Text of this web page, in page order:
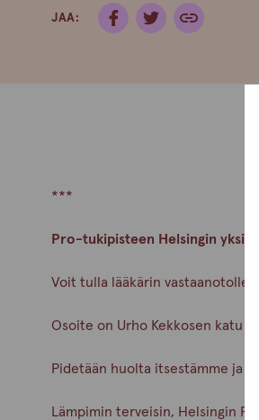
JAA:
***
Pro-tukipisteen Helsingin
Voit tulla lääkärin vastaanotolle
Osoite on Urho Kekkosen katu 4-
Pidetään huolta itsestämme ja
Lämpimin terveisin, Helsingin